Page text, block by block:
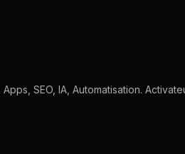
SEO, IA, Automatisation.